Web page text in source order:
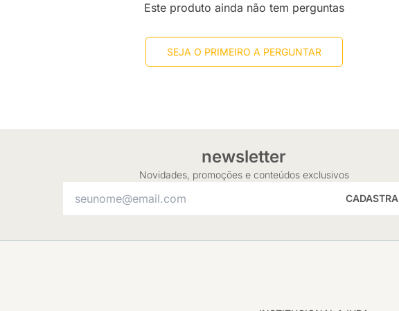
Este produto ainda não tem perguntas
SEJA O PRIMEIRO A PERGUNTAR
newsletter
Novidades, promoções e conteúdos exclusivos